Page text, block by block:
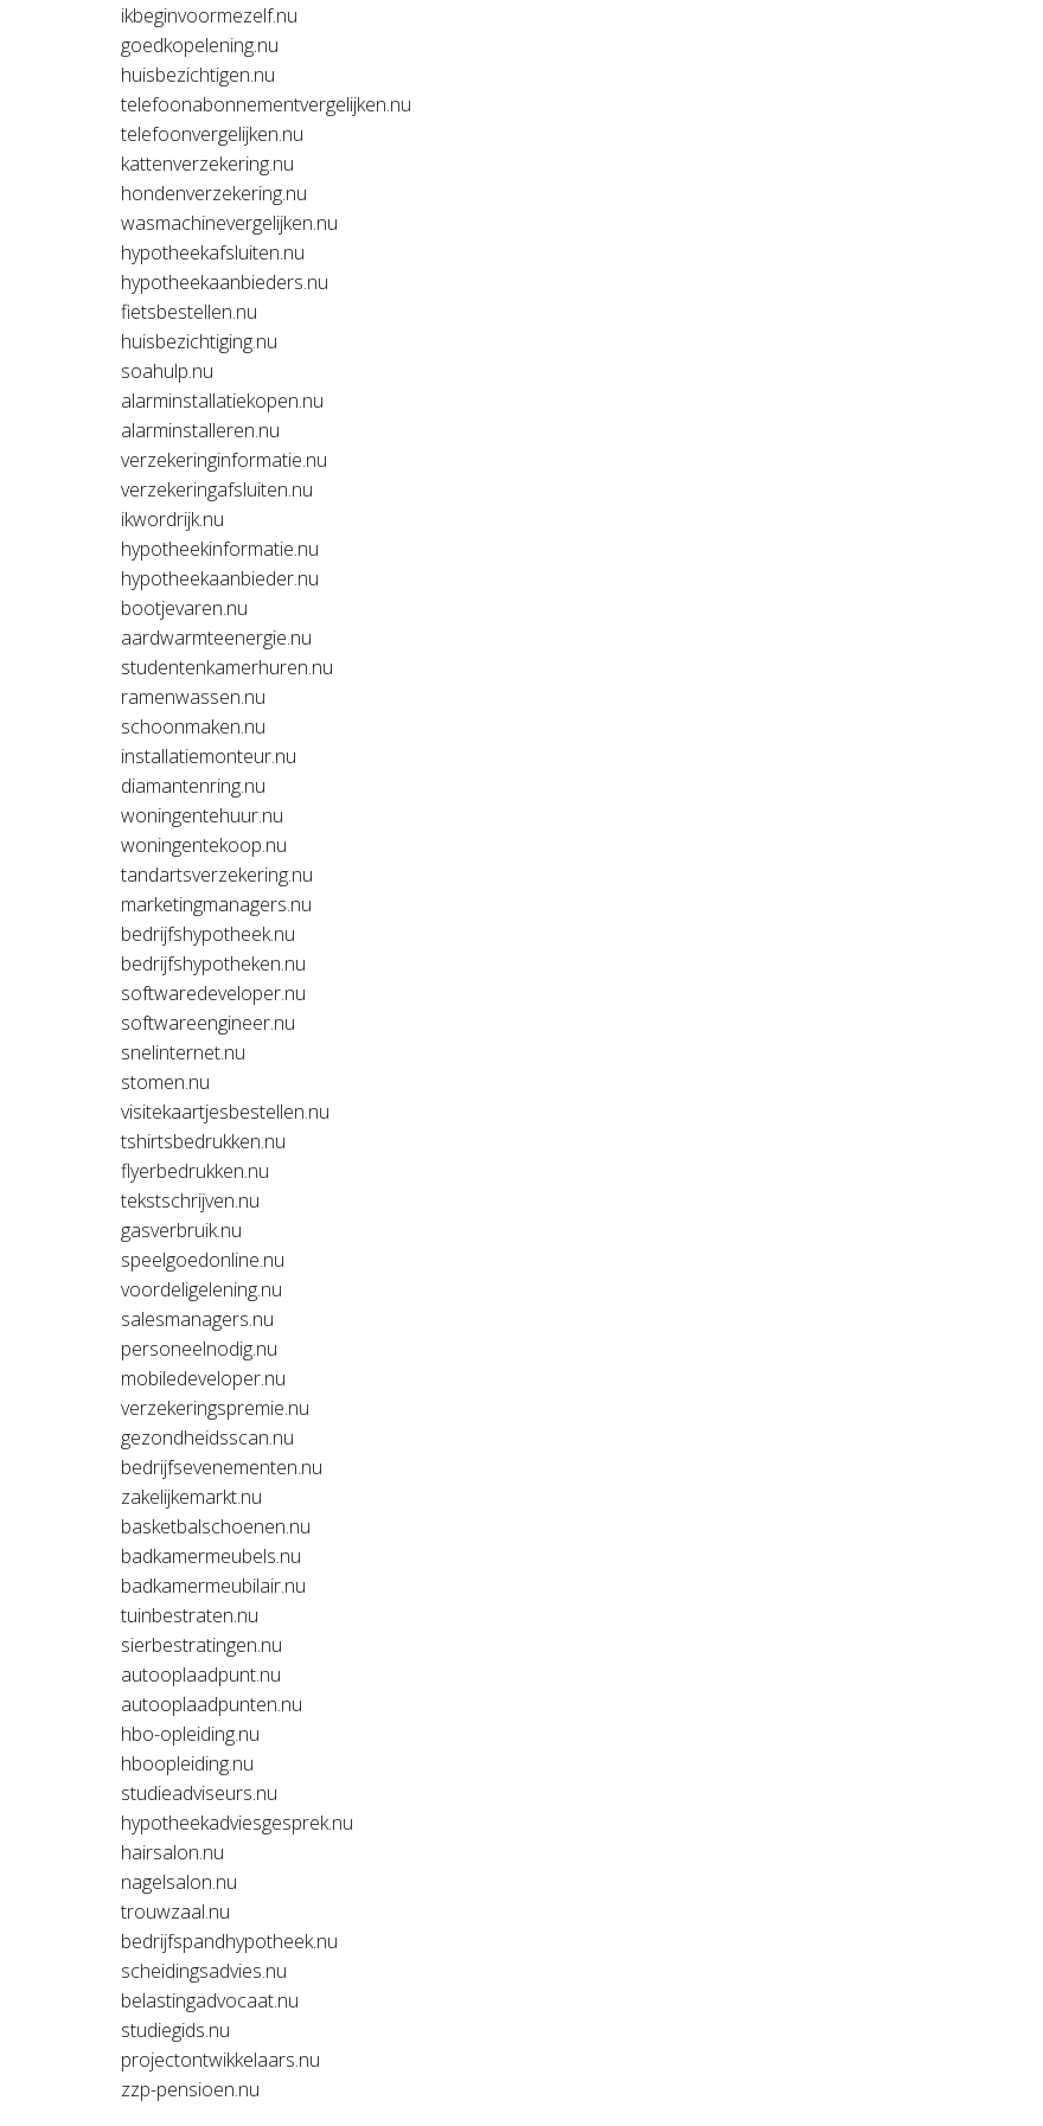
ikbeginvoormezelf.nu
goedkopelening.nu
huisbezichtigen.nu
telefoonabonnementvergelijken.nu
telefoonvergelijken.nu
kattenverzekering.nu
hondenverzekering.nu
wasmachinevergelijken.nu
hypotheekafsluiten.nu
hypotheekaanbieders.nu
fietsbestellen.nu
huisbezichtiging.nu
soahulp.nu
alarminstallatiekopen.nu
alarminstalleren.nu
verzekeringinformatie.nu
verzekeringafsluiten.nu
ikwordrijk.nu
hypotheekinformatie.nu
hypotheekaanbieder.nu
bootjevaren.nu
aardwarmteenergie.nu
studentenkamerhuren.nu
ramenwassen.nu
schoonmaken.nu
installatiemonteur.nu
diamantenring.nu
woningentehuur.nu
woningentekoop.nu
tandartsverzekering.nu
marketingmanagers.nu
bedrijfshypotheek.nu
bedrijfshypotheken.nu
softwaredeveloper.nu
softwareengineer.nu
snelinternet.nu
stomen.nu
visitekaartjesbestellen.nu
tshirtsbedrukken.nu
flyerbedrukken.nu
tekstschrijven.nu
gasverbruik.nu
speelgoedonline.nu
voordeligelening.nu
salesmanagers.nu
personeelnodig.nu
mobiledeveloper.nu
verzekeringspremie.nu
gezondheidsscan.nu
bedrijfsevenementen.nu
zakelijkemarkt.nu
basketbalschoenen.nu
badkamermeubels.nu
badkamermeubilair.nu
tuinbestraten.nu
sierbestratingen.nu
autooplaadpunt.nu
autooplaadpunten.nu
hbo-opleiding.nu
hboopleiding.nu
studieadviseurs.nu
hypotheekadviesgesprek.nu
hairsalon.nu
nagelsalon.nu
trouwzaal.nu
bedrijfspandhypotheek.nu
scheidingsadvies.nu
belastingadvocaat.nu
studiegids.nu
projectontwikkelaars.nu
zzp-pensioen.nu